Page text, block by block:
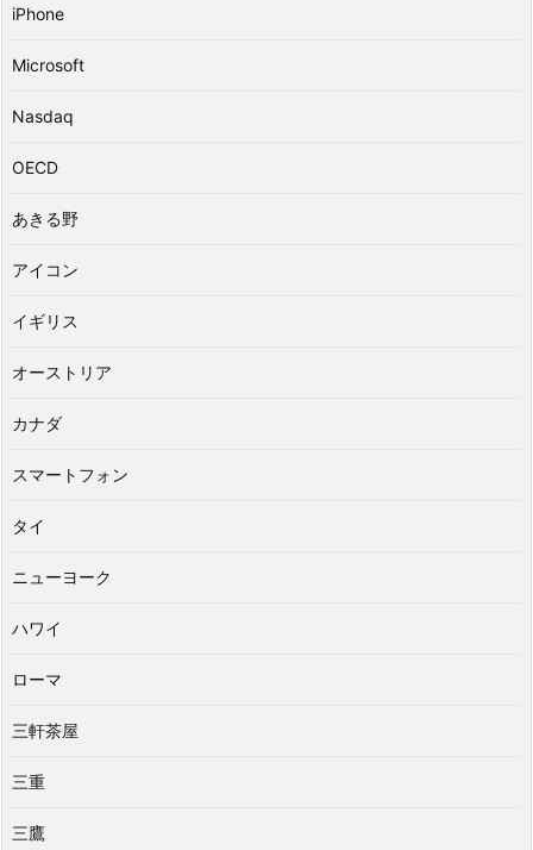
iPhone
Microsoft
Nasdaq
OECD
あきる野
アイコン
イギリス
オーストリア
カナダ
スマートフォン
タイ
ニューヨーク
ハワイ
ローマ
三軒茶屋
三重
三鷹